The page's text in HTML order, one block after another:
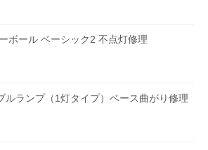
ボール ベーシック2 不点灯修理
ルランプ（1灯タイプ）ベース曲がり修理